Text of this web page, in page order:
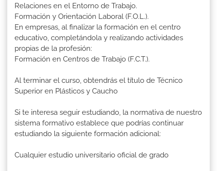
Relaciones en el Entorno de Trabajo.
Formación y Orientación Laboral (F.O.L.).
En empresas, al finalizar la formación en el centro
educativo, completándola y realizando actividades
propias de la profesión:
Formación en Centros de Trabajo (F.C.T.).
Al terminar el curso, obtendrás el título de Técnico
Superior en Plásticos y Caucho
Si te interesa seguir estudiando, la normativa de nuestro
sistema formativo establece que podrías continuar
estudiando la siguiente formación adicional:
Cualquier estudio universitario oficial de grado